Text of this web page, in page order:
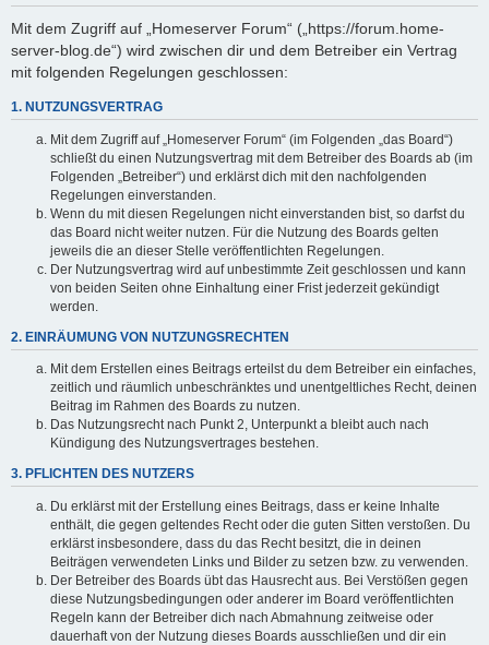
Mit dem Zugriff auf „Homeserver Forum“ („https://forum.home-
server-blog.de“) wird zwischen dir und dem Betreiber ein Vertrag
mit folgenden Regelungen geschlossen:
1. NUTZUNGSVERTRAG
Mit dem Zugriff auf „Homeserver Forum“ (im Folgenden „das Board“)
schließt du einen Nutzungsvertrag mit dem Betreiber des Boards ab (im
Folgenden „Betreiber“) und erklärst dich mit den nachfolgenden
Regelungen einverstanden.
Wenn du mit diesen Regelungen nicht einverstanden bist, so darfst du
das Board nicht weiter nutzen. Für die Nutzung des Boards gelten
jeweils die an dieser Stelle veröffentlichten Regelungen.
Der Nutzungsvertrag wird auf unbestimmte Zeit geschlossen und kann
von beiden Seiten ohne Einhaltung einer Frist jederzeit gekündigt
werden.
2. EINRÄUMUNG VON NUTZUNGSRECHTEN
Mit dem Erstellen eines Beitrags erteilst du dem Betreiber ein einfaches,
zeitlich und räumlich unbeschränktes und unentgeltliches Recht, deinen
Beitrag im Rahmen des Boards zu nutzen.
Das Nutzungsrecht nach Punkt 2, Unterpunkt a bleibt auch nach
Kündigung des Nutzungsvertrages bestehen.
3. PFLICHTEN DES NUTZERS
Du erklärst mit der Erstellung eines Beitrags, dass er keine Inhalte
enthält, die gegen geltendes Recht oder die guten Sitten verstoßen. Du
erklärst insbesondere, dass du das Recht besitzt, die in deinen
Beiträgen verwendeten Links und Bilder zu setzen bzw. zu verwenden.
Der Betreiber des Boards übt das Hausrecht aus. Bei Verstößen gegen
diese Nutzungsbedingungen oder anderer im Board veröffentlichten
Regeln kann der Betreiber dich nach Abmahnung zeitweise oder
dauerhaft von der Nutzung dieses Boards ausschließen und dir ein